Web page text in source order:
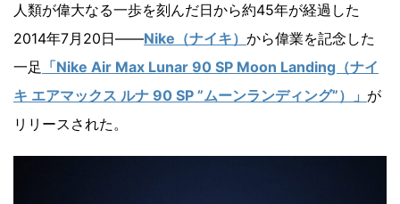
人類が偉大なる一歩を刻んだ日から約45年が経過した
2014年7月20日――Nike（ナイキ） から偉業を記念した
一足 「Nike Air Max Lunar 90 SP Moon Landing（ナイ
キ エアマックス ルナ 90 SP ”ムーンランディング”）」 が
リリースされた。